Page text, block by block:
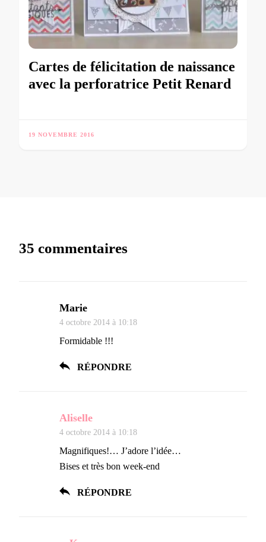
Cartes de félicitation de naissance
avec la perforatrice Petit Renard
19 NOVEMBRE 2016
35 commentaires
Marie
4 octobre 2014 à 10:18
Formidable !!!
RÉPONDRE
Aliselle
4 octobre 2014 à 10:18
Magnifiques!… J’adore l’idée…
Bises et très bon week-end
RÉPONDRE